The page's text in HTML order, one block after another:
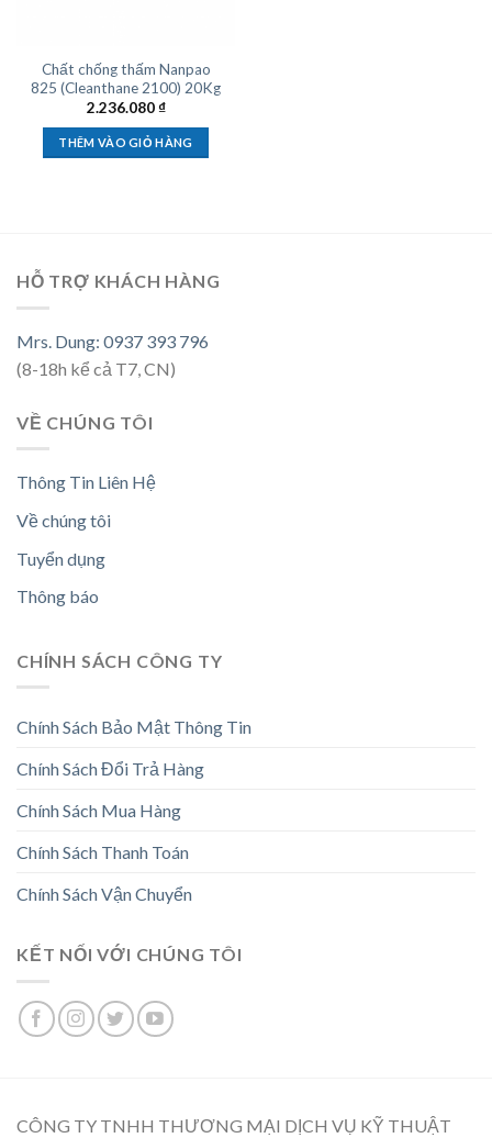
Chất chống thấm Nanpao
825 (Cleanthane 2100) 20Kg
2.236.080₫
THÊM VÀO GIỎ HÀNG
HỖ TRỢ KHÁCH HÀNG
Mrs. Dung: 0937 393 796
(8-18h kể cả T7, CN)
VỀ CHÚNG TÔI
Thông Tin Liên Hệ
Về chúng tôi
Tuyển dụng
Thông báo
CHÍNH SÁCH CÔNG TY
Chính Sách Bảo Mật Thông Tin
Chính Sách Đổi Trả Hàng
Chính Sách Mua Hàng
Chính Sách Thanh Toán
Chính Sách Vận Chuyển
KẾT NỐI VỚI CHÚNG TÔI
CÔNG TY TNHH THƯƠNG MẠI DỊCH VỤ KỸ THUẬT